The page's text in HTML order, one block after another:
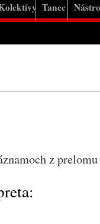
Tanec
z